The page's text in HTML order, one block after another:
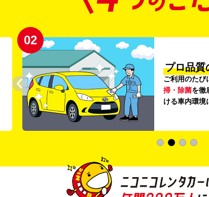
02
プロ品質
ご利用のたび
掃・除菌を徹
ける車内環境